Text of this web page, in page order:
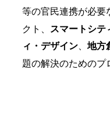
等の官民連携が必要
クト、
スマートシテ
ィ・デザイン
地方
題の解決のためのプ